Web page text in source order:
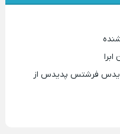
فرشتس پدیدس از